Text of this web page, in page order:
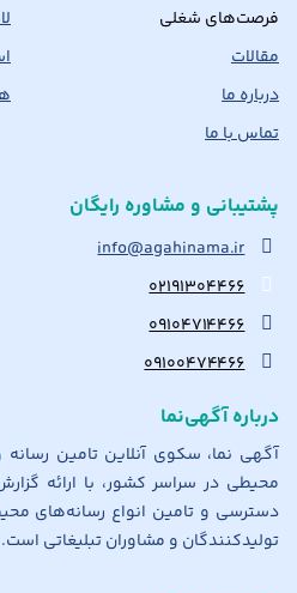
فرصت‌های شغلی
مقالات
درباره ما
تماس با ما
پشتیبانی و مشاوره رایگان
info@agahinama.ir
۰۲۱۹۱۳۰۴۴۶۶
۰۹۱۰۴۷۱۴۴۶۶
۰۹۱۰۰۴۷۴۴۶۶
درباره آگهی‌نما
آگهی نما، سکوی آنلاین تامین
محیطی در سراسر کشور، با ارائه
دسترسی و تامین انواع رسانه‌های
تولیدکنندگان و مشاوران تبلیغاتی است.